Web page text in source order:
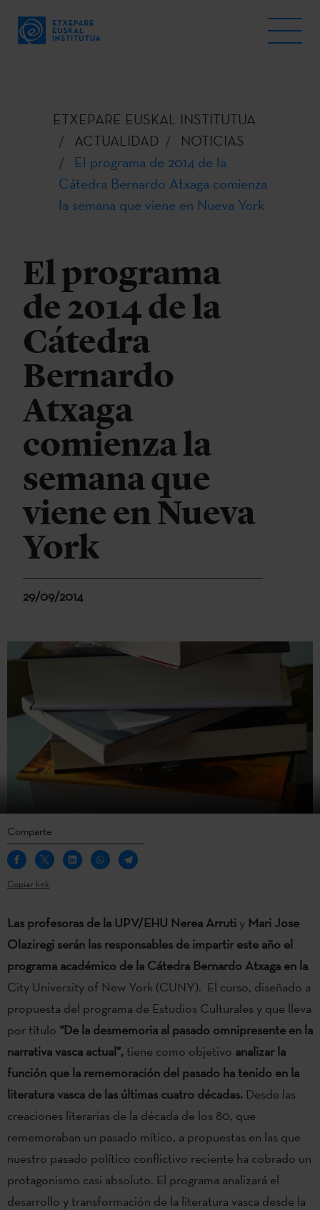
ETXEPARE EUSKAL INSTITUTUA
ACTUALIDAD
NOTICIAS
El programa de 2014 de la
Cátedra Bernardo Atxaga comienza
la semana que viene en Nueva York
El programa
de 2014 de la
Cátedra
Bernardo
Atxaga
comienza la
semana que
viene en Nueva
York
29/09/2014
Comparte
Copiar link
Las profesoras de la UPV/EHU Nerea Arruti y Mari Jose
Olaziregi serán las responsables de impartir este año el
programa académico de la Cátedra Bernardo Atxaga en la
City University of New York (CUNY). El curso, diseñado a
propuesta del programa de Estudios Culturales y que lleva
por título “De la desmemoria al pasado omnipresente en la
narrativa vasca actual”, tiene como objetivo analizar la
función que la rememoración del pasado ha tenido en la
literatura vasca de las últimas cuatro décadas. Desde las
creaciones literarias de la década de los 80, que
rememoraban un pasado mítico, a propuestas en las que
nuestro pasado político conflictivo reciente ha cobrado un
protagonismo casi absoluto. El programa analizará el
desarrollo y transformación de la literatura vasca desde la